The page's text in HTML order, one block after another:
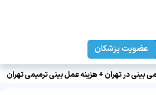
عضویت پزشکان
بینی در تهران + هزینه عمل بینی ترمیمی تهران